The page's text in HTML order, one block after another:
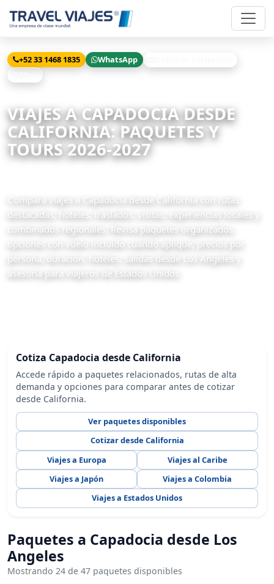
+52 33 1468 1835 WhatsApp
VIAJES A CAPADOCIA DESDE
CALIFORNIA: PAQUETES Y
TOURS 2026-2027
Compara viajes a Capadocia desde California con rutas
destacadas, hoteles, traslados, visitas, experiencias locales y
combinados regionales. Revisa paquetes organizados,
opciones con vuelo incluido cuando aplique, precios por
persona, duración, hoteles, salidas desde Los Angeles y
asesoría para viajeros de Estados Unidos.
Cotiza Capadocia desde California
Accede rápido a paquetes relacionados, rutas de alta
demanda y opciones para comparar antes de cotizar
desde California.
Ver paquetes disponibles
Cotizar desde California
Viajes a Europa
Viajes al Caribe
Viajes a Japón
Viajes a Colombia
Viajes a Estados Unidos
Paquetes a Capadocia desde Los
Angeles
Mostrando 24 de 47 paquetes disponibles